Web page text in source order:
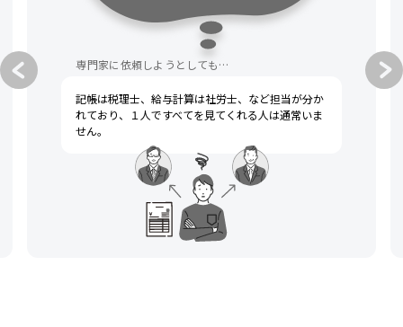
専門家に依頼しようとしても…
記帳は税理士、給与計算は社労士、など担当が分か
れており、１人ですべてを見てくれる人は通常いま
せん。